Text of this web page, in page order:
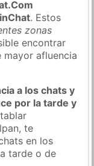
. Estos
zonas
encontrar
mayor afluencia
a los chats y
por la tarde y
te
en los
tarde o de